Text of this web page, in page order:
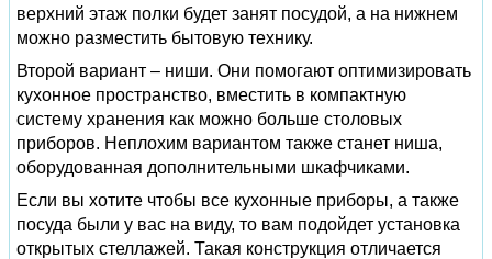
верхний этаж полки будет занят посудой, а на нижнем
можно разместить бытовую технику.
Второй вариант – ниши. Они помогают оптимизировать
кухонное пространство, вместить в компактную
систему хранения как можно больше столовых
приборов. Неплохим вариантом также станет ниша,
оборудованная дополнительными шкафчиками.
Если вы хотите чтобы все кухонные приборы, а также
посуда были у вас на виду, то вам подойдет установка
открытых стеллажей. Такая конструкция отличается